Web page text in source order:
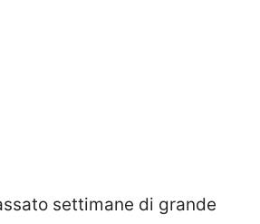
settimane di grande